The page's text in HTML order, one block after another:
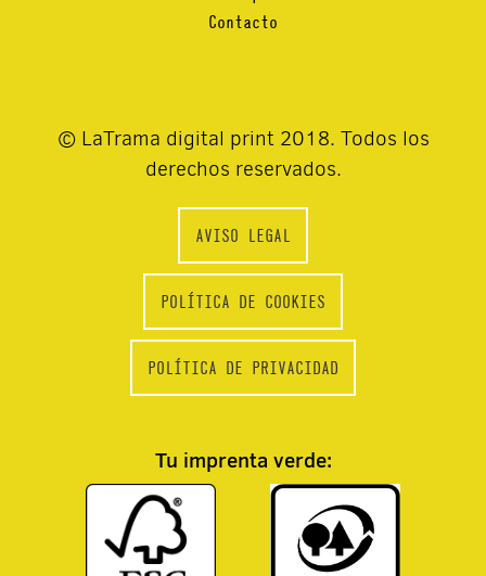
Contacto
© LaTrama digital print 2018. Todos los
derechos reservados.
AVISO LEGAL
POLÍTICA DE COOKIES
POLÍTICA DE PRIVACIDAD
Tu imprenta verde: